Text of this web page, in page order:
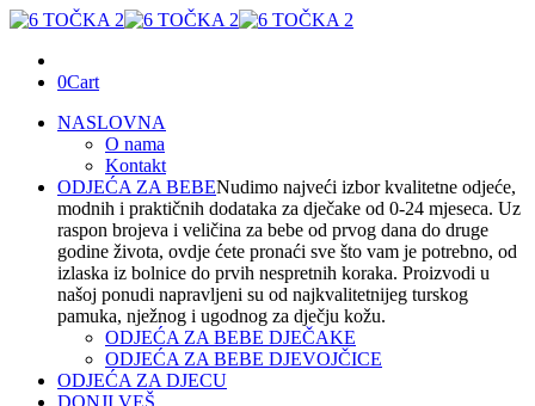
0Cart
NASLOVNA
O nama
Kontakt
ODJEĆA ZA BEBENudimo najveći izbor kvalitetne odjeće,
modnih i praktičnih dodataka za dječake od 0-24 mjeseca. Uz
raspon brojeva i veličina za bebe od prvog dana do druge
godine života, ovdje ćete pronaći sve što vam je potrebno, od
izlaska iz bolnice do prvih nespretnih koraka. Proizvodi u
našoj ponudi napravljeni su od najkvalitetnijeg turskog
pamuka, nježnog i ugodnog za dječju kožu.
ODJEĆA ZA BEBE DJEČAKE
ODJEĆA ZA BEBE DJEVOJČICE
ODJEĆA ZA DJECU
DONJI VEŠ